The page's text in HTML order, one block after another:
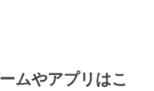
ムやアプリはこ